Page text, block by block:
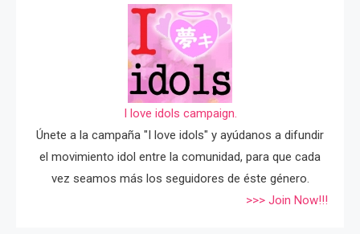
I love idols campaign.
Únete a la campaña "I love idols" y ayúdanos a difundir
el movimiento idol entre la comunidad, para que cada
vez seamos más los seguidores de éste género.
>>> Join Now!!!